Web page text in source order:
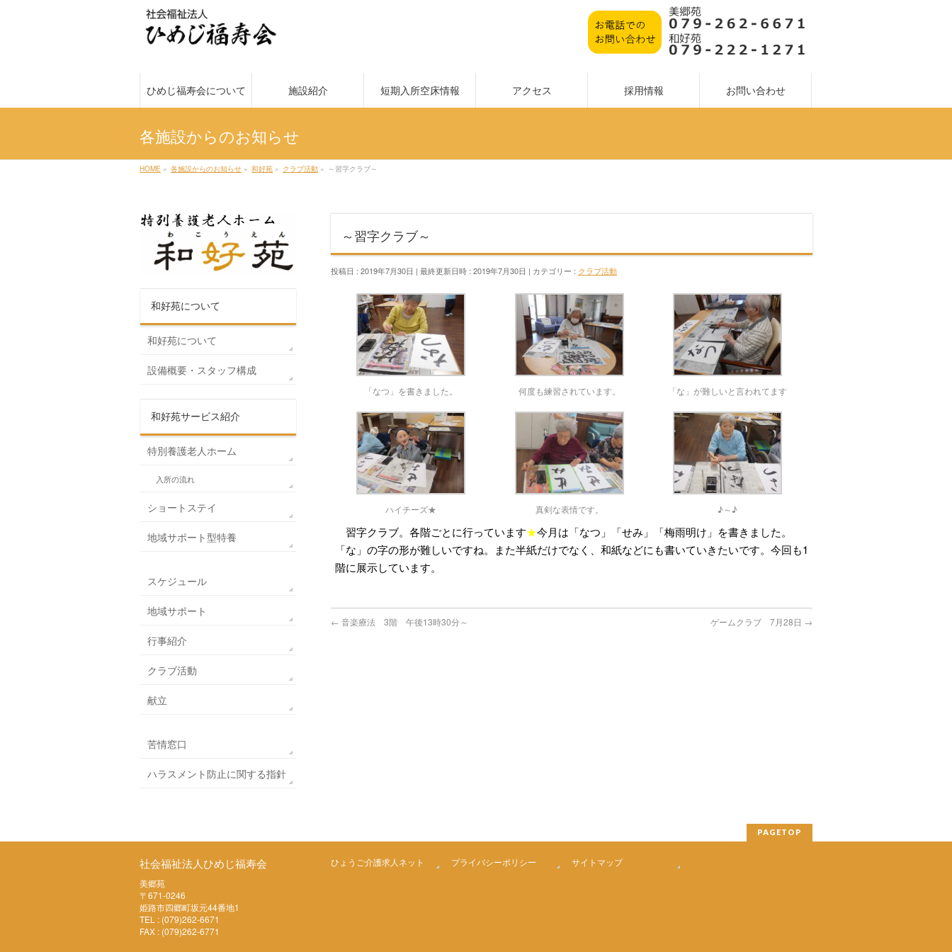
ひめじ福寿会について 施設紹介 短期入所空床情報 アクセス 採用情報 お問い合わせ
各施設からのお知らせ
HOME » 各施設からのお知らせ » 和好苑 » クラブ活動 » ～習字クラブ～
～習字クラブ～
投稿日 : 2019年7月30日 最終更新日時 : 2019年7月30日 カテゴリー : クラブ活動
「なつ」を書きました。 何度も練習されています。 「な」が難しいと言われてます
ハイチーズ★ 真剣な表情です。 ♪～♪
習字クラブ。各階ごとに行っています★今月は「なつ」「せみ」「梅雨明け」を書きました。
「な」の字の形が難しいですね。また半紙だけでなく、和紙などにも書いていきたいです。 今回も1
階に展示しています。
← 音楽療法 3階 午後13時30分～ ゲームクラブ 7月28日 →
和好苑について
和好苑について
設備概要・スタッフ構成
和好苑サービス紹介
特別養護老人ホーム
入所の流れ
ショートステイ
地域サポート型特養
スケジュール
地域サポート
行事紹介
クラブ活動
献立
苦情窓口
ハラスメント防止に関する指針
PAGETOP
社会福祉法人ひめじ福寿会
美郷苑
〒671-0246
姫路市四郷町坂元44番地1
TEL : (079)262-6671
FAX : (079)262-6771
ひょうご介護求人ネット プライバシーポリシー サイトマップ